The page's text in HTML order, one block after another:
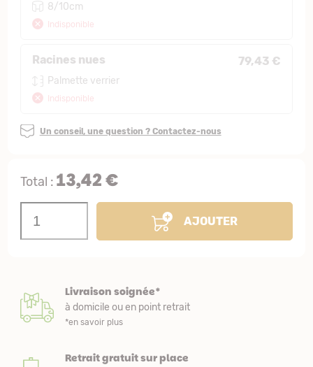
8/10cm
Indisponible
Racines nues 79,43 €
Palmette verrier
Indisponible
Un conseil, une question ? Contactez-nous
Total : 13,42 €
AJOUTER
Livraison soignée*
à domicile ou en point retrait
*en savoir plus
Retrait gratuit sur place